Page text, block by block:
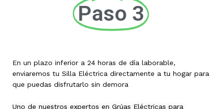
Paso 3
En un plazo inferior a 24 horas de día laborable,
enviaremos tu Silla Eléctrica directamente a tu hogar para
que puedas disfrutarlo sin demora
Uno de nuestros expertos en Grúas Eléctricas para